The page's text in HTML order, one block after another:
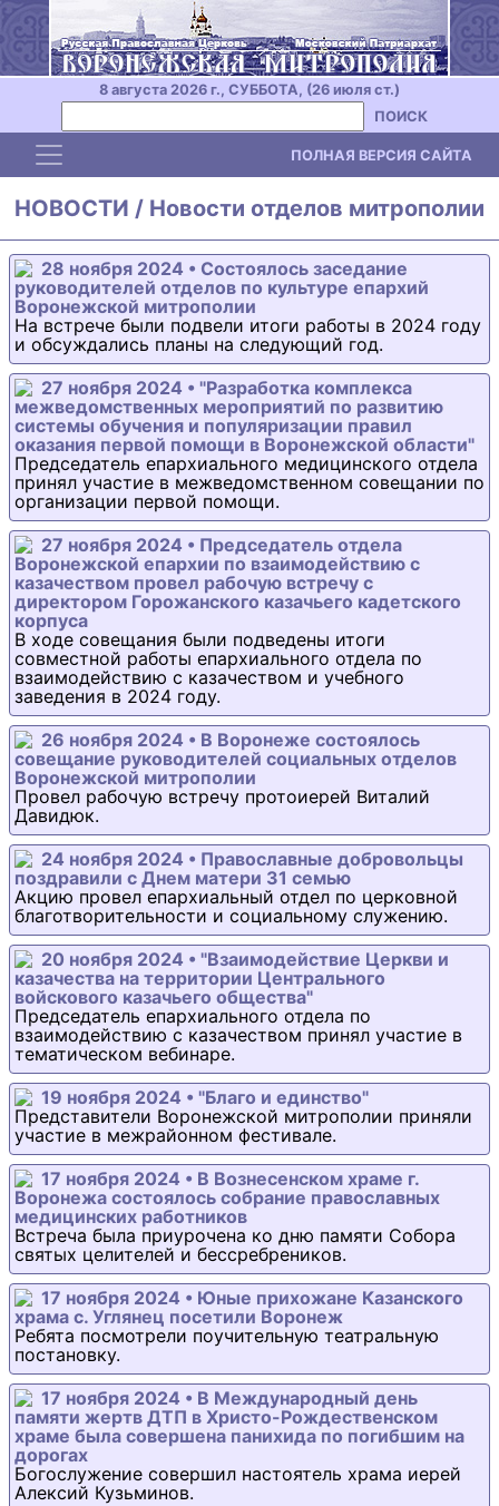
8 августа 2026 г., СУББОТА, (26 июля ст.)
ПОИСК
Toggle navigation ПОЛНАЯ ВЕРСИЯ САЙТА
НОВОСТИ / Новости отделов митрополии
28 ноября 2024 • Состоялось заседание
руководителей отделов по культуре епархий
Воронежской митрополии
На встрече были подвели итоги работы в 2024 году
и обсуждались планы на следующий год.
27 ноября 2024 • "Разработка комплекса
межведомственных мероприятий по развитию
системы обучения и популяризации правил
оказания первой помощи в Воронежской области"
Председатель епархиального медицинского отдела
принял участие в межведомственном совещании по
организации первой помощи.
27 ноября 2024 • Председатель отдела
Воронежской епархии по взаимодействию с
казачеством провел рабочую встречу с
директором Горожанского казачьего кадетского
корпуса
В ходе совещания были подведены итоги
совместной работы епархиального отдела по
взаимодействию с казачеством и учебного
заведения в 2024 году.
26 ноября 2024 • В Воронеже состоялось
совещание руководителей социальных отделов
Воронежской митрополии
Провел рабочую встречу протоиерей Виталий
Давидюк.
24 ноября 2024 • Православные добровольцы
поздравили с Днем матери 31 семью
Акцию провел епархиальный отдел по церковной
благотворительности и социальному служению.
20 ноября 2024 • "Взаимодействие Церкви и
казачества на территории Центрального
войскового казачьего общества"
Председатель епархиального отдела по
взаимодействию с казачеством принял участие в
тематическом вебинаре.
19 ноября 2024 • "Благо и единство"
Представители Воронежской митрополии приняли
участие в межрайонном фестивале.
17 ноября 2024 • В Вознесенском храме г.
Воронежа состоялось собрание православных
медицинских работников
Встреча была приурочена ко дню памяти Собора
святых целителей и бессребреников.
17 ноября 2024 • Юные прихожане Казанского
храма с. Углянец посетили Воронеж
Ребята посмотрели поучительную театральную
постановку.
17 ноября 2024 • В Международный день
памяти жертв ДТП в Христо-Рождественском
храме была совершена панихида по погибшим на
дорогах
Богослужение совершил настоятель храма иерей
Алексий Кузьминов.